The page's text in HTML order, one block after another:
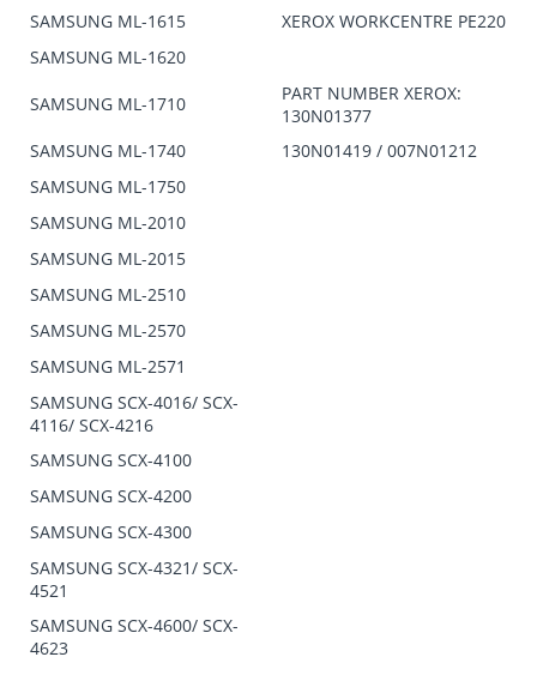
SAMSUNG ML-1615
XEROX WORKCENTRE PE220
SAMSUNG ML-1620
SAMSUNG ML-1710
PART NUMBER XEROX:
130N01377
SAMSUNG ML-1740
130N01419 / 007N01212
SAMSUNG ML-1750
SAMSUNG ML-2010
SAMSUNG ML-2015
SAMSUNG ML-2510
SAMSUNG ML-2570
SAMSUNG ML-2571
SAMSUNG SCX-4016/ SCX-
4116/ SCX-4216
SAMSUNG SCX-4100
SAMSUNG SCX-4200
SAMSUNG SCX-4300
SAMSUNG SCX-4321/ SCX-
4521
SAMSUNG SCX-4600/ SCX-
4623